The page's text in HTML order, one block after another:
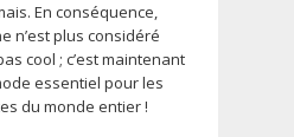
En conséquence,
n’est plus considéré
cool ; c’est maintenant
essentiel pour les
du monde entier !